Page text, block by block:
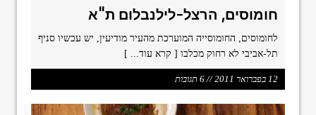
חומוסים, הרצל-לילנבלום ת"א
לחומוסים, החומוסייה המוערכת מהעיר מודיעין, יש עכשיו סניף
תל-אביבי לא רחוק מכלבו [ קרא עוד... ]
12 בפברואר 2011 // 6 תגובות